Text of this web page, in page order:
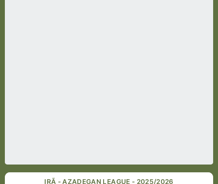
IRÃ - AZADEGAN LEAGUE - 2025/2026